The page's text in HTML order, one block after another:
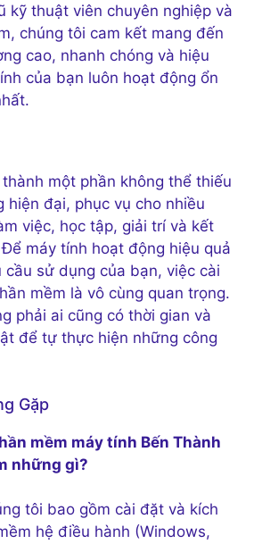
kỹ thuật viên chuyên nghiệp và
chúng tôi cam kết mang đến
cao, nhanh chóng và hiệu
của bạn luôn hoạt động ổn
một phần không thể thiếu
hiện đại, phục vụ cho nhiều
việc, học tập, giải trí và kết
máy tính hoạt động hiệu quả
cầu sử dụng của bạn, việc cài
mềm là vô cùng quan trọng.
phải ai cũng có thời gian và
để tự thực hiện những công
Gặp
mềm máy tính Bến Thành
những gì?
tôi bao gồm cài đặt và kích
hệ điều hành (Windows,